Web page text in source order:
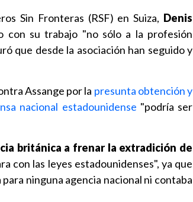
Sin Fronteras (RSF) en Suiza, Denis
con su trabajo "no sólo a la profesión
que desde la asociación han seguido y
Assange por la presunta obtención y
nacional estadounidense "podría ser
británica a frenar la extradición de
con las leyes estadounidenses", ya que
ninguna agencia nacional ni contaba